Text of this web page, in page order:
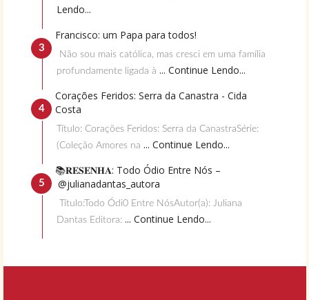
Lendo...
Francisco: um Papa para todos!
Não sou mais católica, mas cresci em uma família
profundamente ligada à ... Continue Lendo...
Corações Feridos: Serra da Canastra - Cida
Costa
Título: Corações Feridos: Serra da CanastraSérie:
(Coleção Amores na ... Continue Lendo...
📚𝐑𝐄𝐒𝐄𝐍𝐇𝐀: Todo Ódio Entre Nós –
@julianadantas_autora
Título:Todo Ódi0 Entre NósAutor(a): Juliana
Dantas Editora: ... Continue Lendo...